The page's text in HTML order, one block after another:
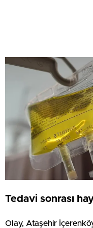
Tedavi sonrası
Olay, Ataşehir